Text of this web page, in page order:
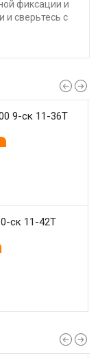
фиксации и
и сверьтесь с
9-ск 11-36T
ск 11-42T